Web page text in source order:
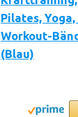
Pilates,
Workout-
(Blau)